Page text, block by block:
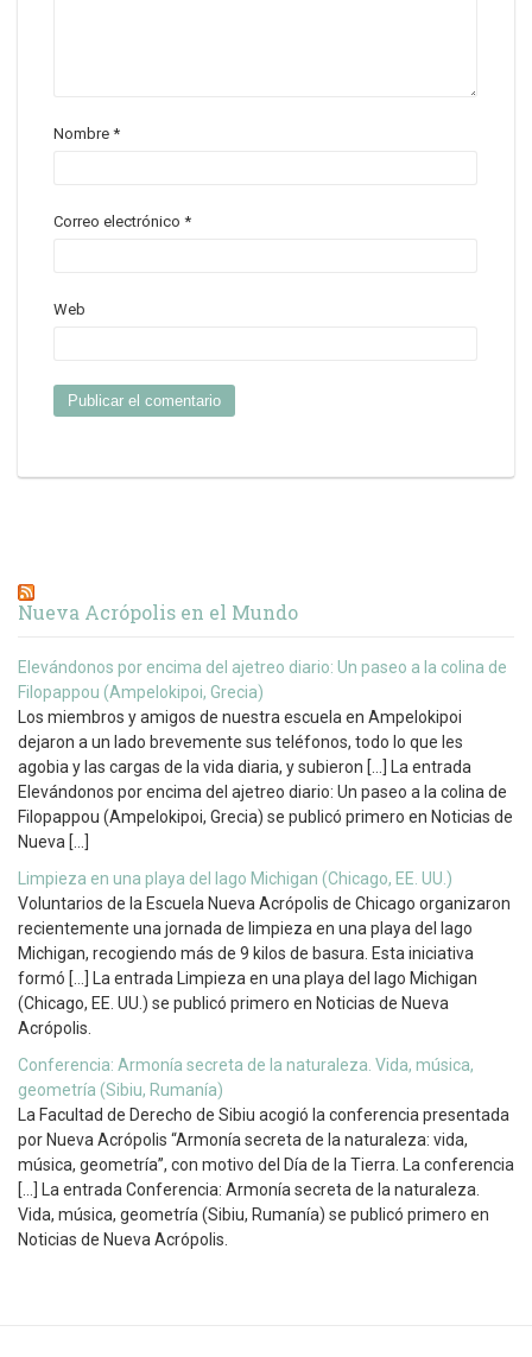
Nombre *
Correo electrónico *
Web
Nueva Acrópolis en el Mundo
Elevándonos por encima del ajetreo diario: Un paseo a la colina de
Filopappou (Ampelokipoi, Grecia)
Los miembros y amigos de nuestra escuela en Ampelokipoi
dejaron a un lado brevemente sus teléfonos, todo lo que les
agobia y las cargas de la vida diaria, y subieron […] La entrada
Elevándonos por encima del ajetreo diario: Un paseo a la colina de
Filopappou (Ampelokipoi, Grecia) se publicó primero en Noticias de
Nueva […]
Limpieza en una playa del lago Michigan (Chicago, EE. UU.)
Voluntarios de la Escuela Nueva Acrópolis de Chicago organizaron
recientemente una jornada de limpieza en una playa del lago
Michigan, recogiendo más de 9 kilos de basura. Esta iniciativa
formó […] La entrada Limpieza en una playa del lago Michigan
(Chicago, EE. UU.) se publicó primero en Noticias de Nueva
Acrópolis.
Conferencia: Armonía secreta de la naturaleza. Vida, música,
geometría (Sibiu, Rumanía)
La Facultad de Derecho de Sibiu acogió la conferencia presentada
por Nueva Acrópolis “Armonía secreta de la naturaleza: vida,
música, geometría”, con motivo del Día de la Tierra. La conferencia
[…] La entrada Conferencia: Armonía secreta de la naturaleza.
Vida, música, geometría (Sibiu, Rumanía) se publicó primero en
Noticias de Nueva Acrópolis.